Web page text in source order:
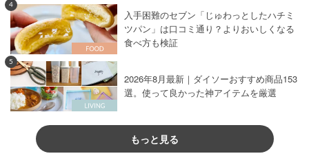
4
入手困難のセブン「じゅわっとしたハチミ
ツパン」は口コミ通り？よりおいしくなる
食べ方も検証
5
2026年8月最新｜ダイソーおすすめ商品153
選。使って良かった神アイテムを厳選
もっと見る